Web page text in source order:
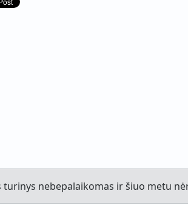
turinys nebepalaikomas ir šiuo metu